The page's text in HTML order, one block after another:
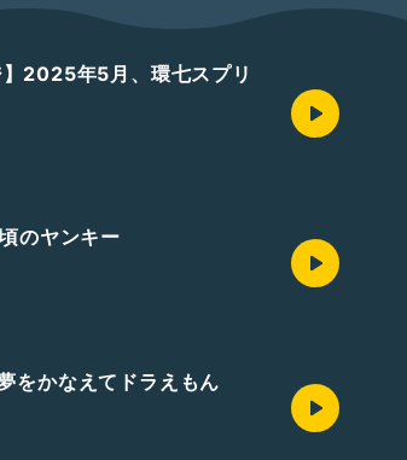
】2025年5月、環七スプリ
のヤンキー
をかなえてドラえもん